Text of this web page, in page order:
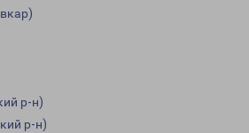
р-н)
р-н)